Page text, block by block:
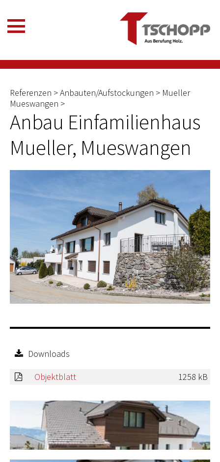
Referenzen > Anbauten/Aufstockungen > Mueller
Mueswangen >
Anbau Einfamilienhaus
Mueller, Mueswangen
Downloads
Objektblatt 1258 kB